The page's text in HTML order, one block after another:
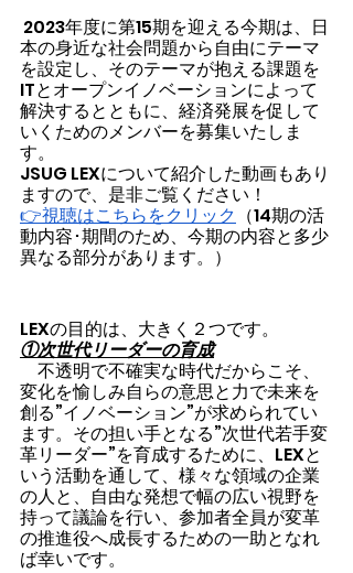
本の身近な社会問題から自由にテーマ
を設定し、そのテーマが抱える課題を
ITとオープンイノベーションによって
解決するとともに、経済発展を促して
いくためのメンバーを募集いたしま
す。
JSUG LEXについて紹介した動画もあり
ますので、是非ご覧ください！
👉視聴はこちらをクリック （14期の活
動内容･期間のため、今期の内容と多少
異なる部分があります。）
LEXの目的は、大きく２つです。
①次世代リーダーの育成
不透明で不確実な時代だからこそ、
変化を愉しみ自らの意思と力で未来を
創る”イノベーション”が求められてい
ます。その担い手となる”次世代若手変
革リーダー”を育成するために、LEXと
いう活動を通して、様々な領域の企業
の人と、自由な発想で幅の広い視野を
持って議論を行い、参加者全員が変革
の推進役へ成長するための一助となれ
ば幸いです。